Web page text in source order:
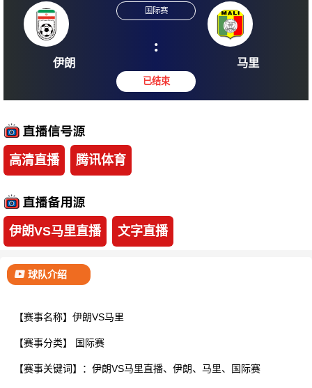
:
高清直播 腾讯体育
伊朗VS马里直播 文字直播
球队介绍
【赛事名称】伊朗VS马里
【赛事分类】 国际赛
【赛事关键词】：伊朗VS马里直播、伊朗、马里、国际赛